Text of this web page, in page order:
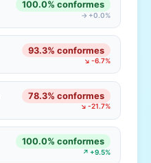
100.0% conformes
→ +0.0%
93.3% conformes
↘ -6.7%
78.3% conformes
↘ -21.7%
100.0% conformes
↗ +9.5%